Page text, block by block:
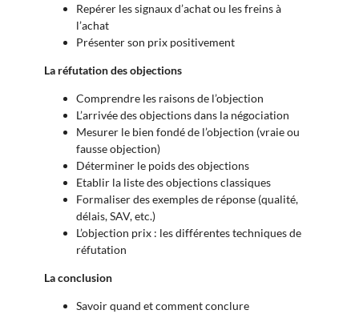
Repérer les signaux d’achat ou les freins à
l’achat
Présenter son prix positivement
La réfutation des objections
Comprendre les raisons de l’objection
L’arrivée des objections dans la négociation
Mesurer le bien fondé de l’objection (vraie ou
fausse objection)
Déterminer le poids des objections
Etablir la liste des objections classiques
Formaliser des exemples de réponse (qualité,
délais, SAV, etc.)
L’objection prix : les différentes techniques de
réfutation
La conclusion
Savoir quand et comment conclure